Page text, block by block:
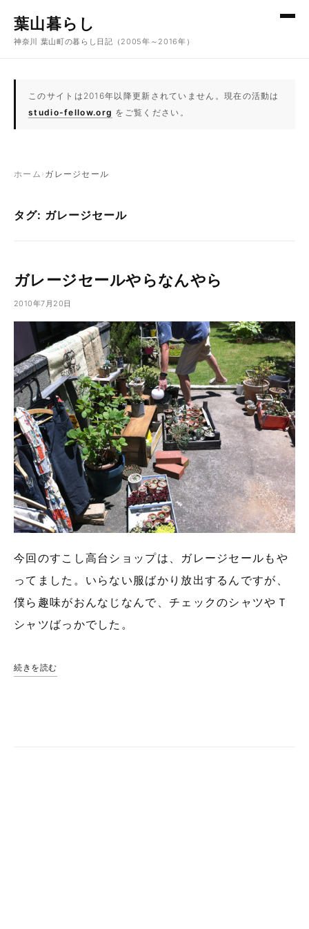
葉山暮らし
神奈川 葉山町の暮らし日記（2005年～2016年）
このサイトは2016年以降更新されていません。現在の活動は
studio-fellow.org をご覧ください。
ホーム › ガレージセール
タグ: ガレージセール
ガレージセールやらなんやら
2010年7月20日
今回のすこし高台ショップは、ガレージセールもや
ってました。いらない服ばかり放出するんですが、
僕ら趣味がおんなじなんで、チェックのシャツやＴ
シャツばっかでした。
続きを読む